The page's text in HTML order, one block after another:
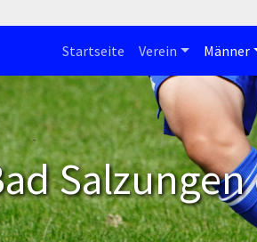
Startseite Verein Männer
Salzungen